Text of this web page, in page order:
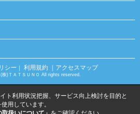
シー ｜ 利用規約 ｜アクセスマップ
)ＴＡＴＳＵＮＯ All rights reserved.
ト利用状況把握、サービス向上検討を目的と
用しています。